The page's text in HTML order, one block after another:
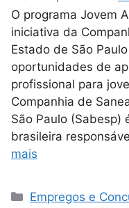
O programa Jovem
iniciativa da
Estado de São
oportunidades de
profissional para
Companhia de
São Paulo (Sabesp)
brasileira
mais
Categorias
Empregos e